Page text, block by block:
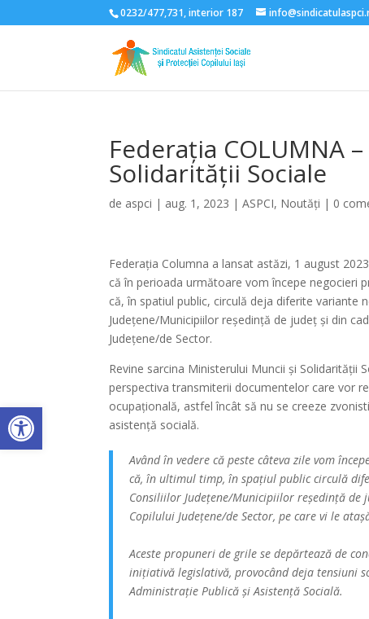
Deschide bara de unelte
0232/477,731, interior 187
Federația COLUMNA
Solidarității Sociale
de aspci | aug. 1, 2023 |ASPCI, Noutăți | 0
Federația Columna a lansat astăzi, 1 august
că în perioada următoare vom începenegocieri
că, în spatiul public, circulă deja diferite variante
Județene/Municipiilor reședință de județ și din
Județene/de Sector.
Revine sarcina Ministerului Muncii și Solidarității
perspectiva transmiterii documentelor care vor
ocupațională, astfel încât să nu se creeze
asistență socială.
Având în vedere că peste câteva zile vom
că, în ultimul timp, în spațiul public circulă
Consiliilor Județene/Municipiilor reședință de
Copilului Județene/de Sector, pe care vi le
Aceste propuneri de grile se depărtează de
inițiativă legislativă, provocând deja tensiuni
Administrație Publică și Asistență Socială.